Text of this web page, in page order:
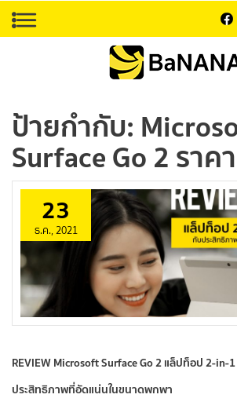
ป้ายกำกับ:
Surface Go 2 ราคา
23
ธ.ค., 2021
REVIEW Microsoft Surface Go 2 แล็ปท็อป 2-in-
ประสิทธิภาพที่อัดแน่นในขนาดพกพา